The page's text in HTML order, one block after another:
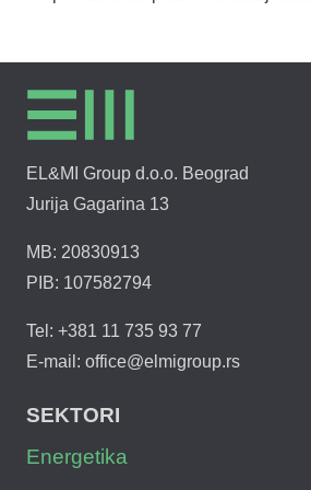
EL&MI Group d.o.o. Beograd
Jurija Gagarina 13
MB: 20830913
PIB: 107582794
Tel: +381 11 735 93 77
E-mail: office@elmigroup.rs
SEKTORI
Energetika